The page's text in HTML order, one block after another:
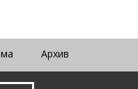
Архив